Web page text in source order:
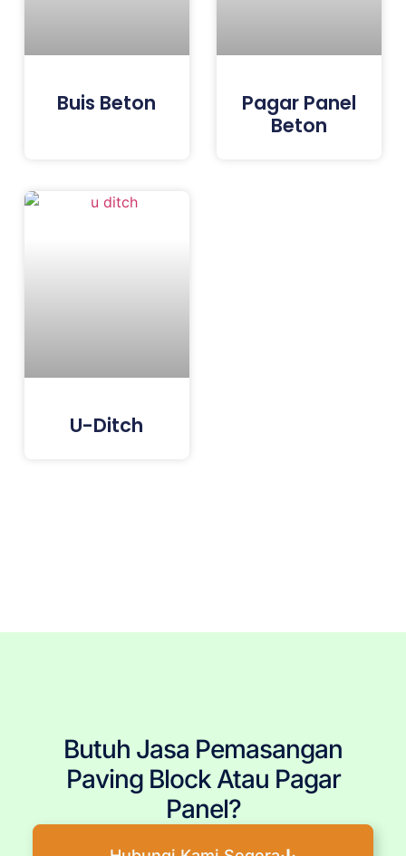
Buis Beton
Pagar Panel
Beton
U-Ditch
Butuh Jasa Pemasangan
Paving Block Atau Pagar
Panel?